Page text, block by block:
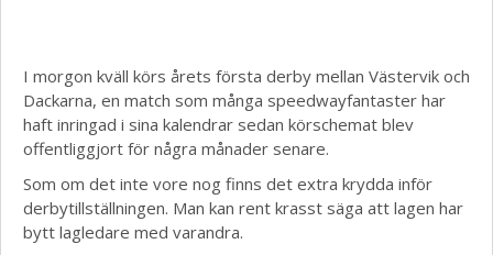
I morgon kväll körs årets första derby mellan Västervik och
Dackarna, en match som många speedwayfantaster har
haft inringad i sina kalendrar sedan körschemat blev
offentliggjort för några månader senare.
Som om det inte vore nog finns det extra krydda inför
derbytillställningen. Man kan rent krasst säga att lagen har
bytt lagledare med varandra.